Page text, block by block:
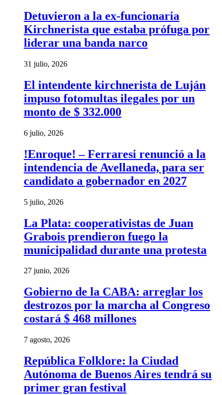
Detuvieron a la ex-funcionaria
Kirchnerista que estaba prófuga por
liderar una banda narco
31 julio, 2026
El intendente kirchnerista de Luján
impuso fotomultas ilegales por un
monto de $ 332.000
6 julio, 2026
!Enroque! – Ferraresi renunció a la
intendencia de Avellaneda, para ser
candidato a gobernador en 2027
5 julio, 2026
La Plata: cooperativistas de Juan
Grabois prendieron fuego la
municipalidad durante una protesta
27 junio, 2026
Gobierno de la CABA: arreglar los
destrozos por la marcha al Congreso
costará $ 468 millones
7 agosto, 2026
República Folklore: la Ciudad
Autónoma de Buenos Aires tendrá su
primer gran festival